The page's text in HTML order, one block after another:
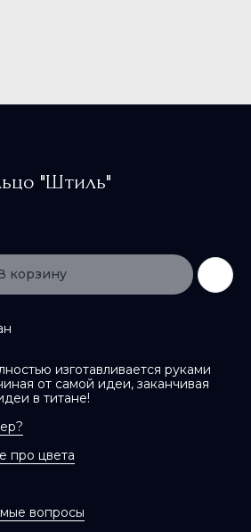
"Штиль"
корзину
изготавливается руками
от самой идеи, заканчивая
в титане!
про цвета
вопросы